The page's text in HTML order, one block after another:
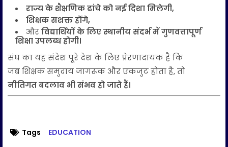
राज्य के शैक्षणिक ढांचे को नई दिशा मिलेगी,
शिक्षक सशक्त होंगे,
औरविद्यार्थियों के लिए स्थानीय संदर्भ में गुणवत्तापूर्ण
शिक्षा उपलब्ध होगी।
संघ का यह संदेश पूरे देश के लिए प्रेरणादायक है कि
जब शिक्षक समुदाय जागरूक और एकजुट होता है, तो
नीतिगत बदलाव भी संभव हो जाते हैं।
Tags EDUCATION